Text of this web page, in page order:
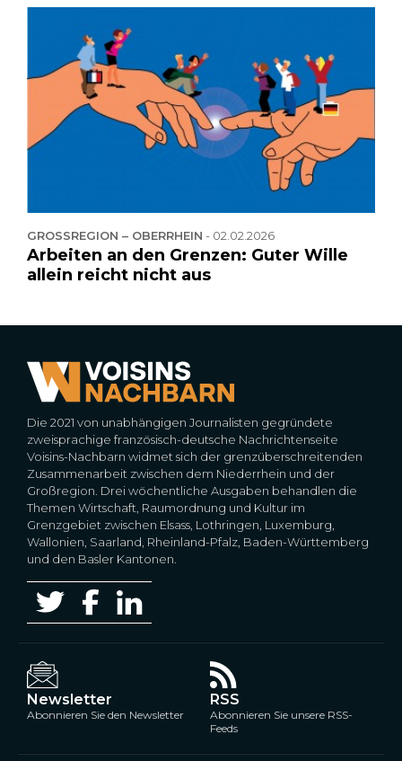
GROSSREGION – OBERRHEIN - 02.02.2026
Arbeiten an den Grenzen: Guter Wille
allein reicht nicht aus
Die 2021 von unabhängigen Journalisten gegründete
zweisprachige französisch-deutsche Nachrichtenseite
Voisins-Nachbarn widmet sich der grenzüberschreitenden
Zusammenarbeit zwischen dem Niederrhein und der
Großregion. Drei wöchentliche Ausgaben behandlen die
Themen Wirtschaft, Raumordnung und Kultur im
Grenzgebiet zwischen Elsass, Lothringen, Luxemburg,
Wallonien, Saarland, Rheinland-Pfalz, Baden-Württemberg
und den Basler Kantonen.
Newsletter
Abonnieren Sie den Newsletter
RSS
Abonnieren Sie unsere RSS-
Feeds